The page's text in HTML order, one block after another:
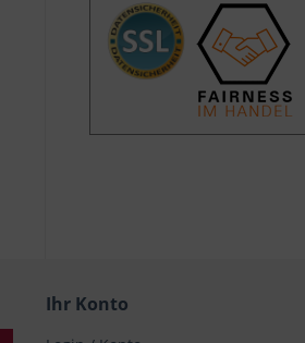
Ihr Konto